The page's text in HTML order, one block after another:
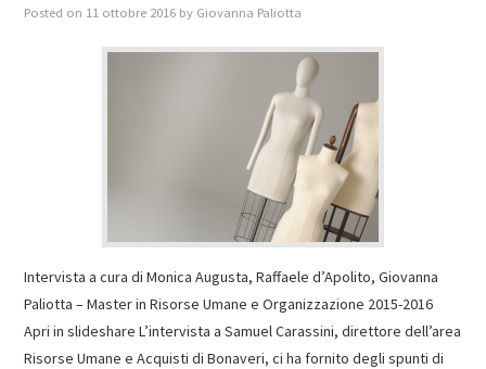
Posted on 11 ottobre 2016 by Giovanna Paliotta
Intervista a cura di Monica Augusta, Raffaele d’Apolito, Giovanna
Paliotta – Master in Risorse Umane e Organizzazione 2015-2016
Apri in slideshare L’intervista a Samuel Carassini, direttore dell’area
Risorse Umane e Acquisti di Bonaveri, ci ha fornito degli spunti di